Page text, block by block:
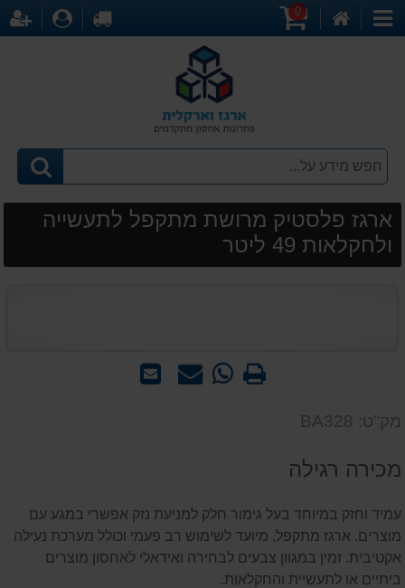
קטגוריות
0
לקופה
ארגז פלסטיק מרושת מתקפל לתעשייה
ולחקלאות 49 ליטר
שלח
שאל WhatsApp
מק"ט: BA328
מכירה רגילה
עמיד וחזק במיוחד בעל גימור חלק למניעת נזק אפשרי במגע עם
מוצרים. ארגז מתקפל, מיועד לשימוש רב פעמי וכולל מערכת נעילה
אקטיבית. זמין במגוון צבעים לבחירה ואידאלי לאחסון מוצרים
ביתיים או לתעשיית והחקלאות.